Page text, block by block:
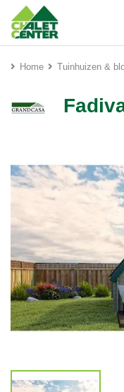
Home Tuinhuizen &